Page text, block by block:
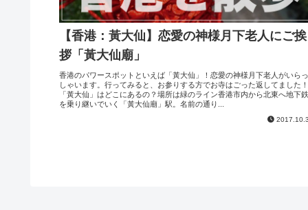
【香港：黃大仙】恋愛の神様月下老人にご挨
拶「黃大仙廟」
香港のパワースポットといえば「黃大仙」！恋愛の神様月下老人がいらっ
しゃいます。行ってみると、お参りする方でお寺はごった返してました！
「黃大仙」はどこにあるの？場所は緑のライン香港市内から北東へ地下鉄
を乗り継いでいく「黃大仙廟」駅。名前の通り...